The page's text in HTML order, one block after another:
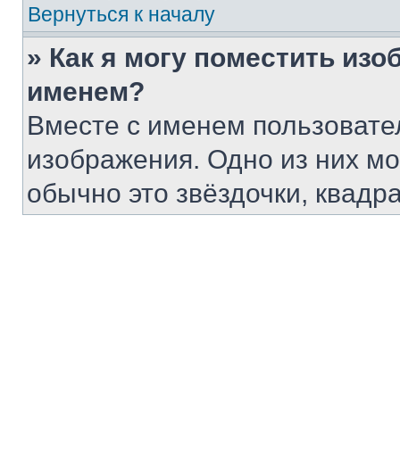
Вернуться к началу
» Как я могу поместить
именем?
Вместе с именем
изображения. Одно из них
обычно это звёздочки,